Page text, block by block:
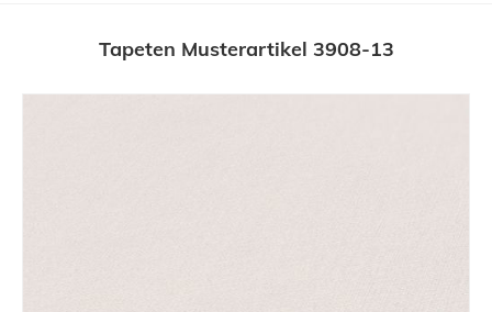
Tapeten Musterartikel 3908-13